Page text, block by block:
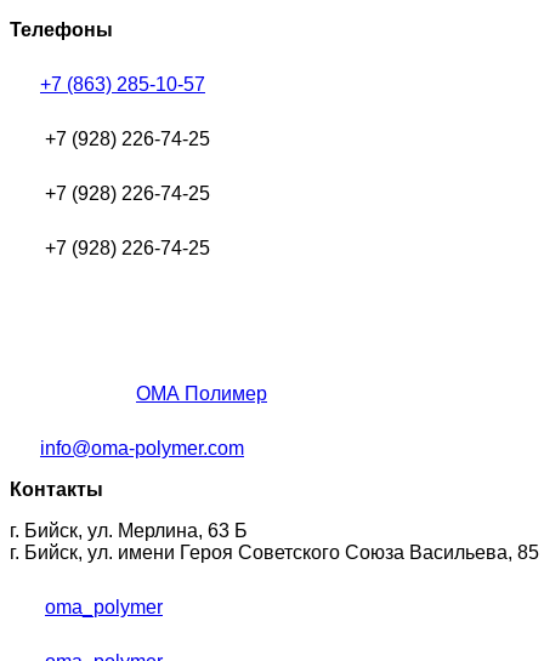
Телефоны
+7 (863) 285-10-57
+7 (928) 226-74-25
+7 (928) 226-74-25
+7 (928) 226-74-25
ОМА Полимер
info@oma-polymer.com
Контакты
г. Бийск, ул. Мерлина, 63 Б
г. Бийск, ул. имени Героя Советского Союза Васильева, 85
oma_polymer